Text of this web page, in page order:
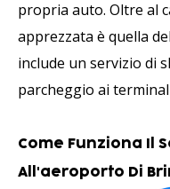
propria auto. Oltre al
apprezzata è quella
include un servizio di
parcheggio ai
Come Funziona Il
All'aeroporto Di